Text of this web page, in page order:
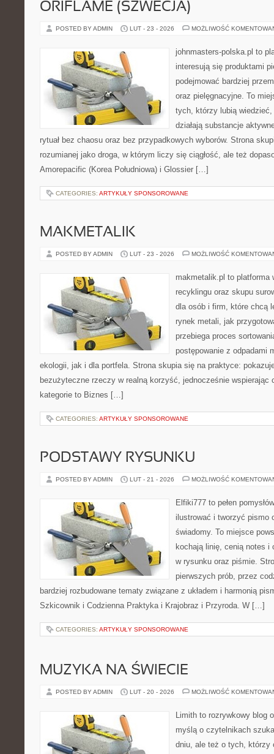
ORIFLAME (SZWECJA)
POSTED BY ADMIN LUT - 23 - 2026 MOŻLIWOŚĆ
johnmasters-polska.pl to
interesują się produktami
podejmować bardziej
oraz pielęgnacyjne. To
tych, którzy lubią wiedzieć,
działają substancje
rytuał bez chaosu oraz bez przypadkowych wyborów. Strona
rozumianej jako droga, w którym liczy się ciągłość, ale też
Amorepacific (Korea Południowa) i Glossier […]
CATEGORIES: ARTYKUŁY SPONSOROWANE
MAKMETALIK
POSTED BY ADMIN LUT - 23 - 2026 MOŻLIWOŚĆ
makmetalik.pl to platforma
recyklingu oraz skupu
dla osób i firm, które chcą
rynek metali, jak
przebiega proces
postępowanie z odpadami
ekologii, jak i dla portfela. Strona skupia się na praktyce:
bezużyteczne rzeczy w realną korzyść, jednocześnie wspierając
kategorie to Biznes […]
CATEGORIES: ARTYKUŁY SPONSOROWANE
PODSTAWY RYSUNKU
POSTED BY ADMIN LUT - 21 - 2026 MOŻLIWOŚĆ
Elfiki777 to pełen
ilustrować i tworzyć pismo
świadomy. To miejsce
kochają linię, cenią notes i
w rysunku oraz piśmie.
pierwszych prób, przez
bardziej rozbudowane tematy związane z układem i harmonią
Szkicownik i Codzienna Praktyka i Krajobraz i Przyroda. W […]
CATEGORIES: ARTYKUŁY SPONSOROWANE
MUZYKA NA ŚWIECIE
POSTED BY ADMIN LUT - 20 - 2026 MOŻLIWOŚĆ
Limith to rozrywkowy blog
myślą o czytelnikach
dniu, ale też o tych, którzy